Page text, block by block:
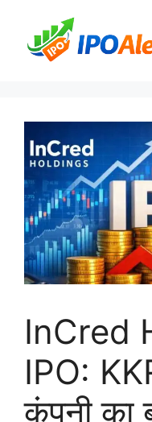
content
InCred
IPO:
कंपनी का